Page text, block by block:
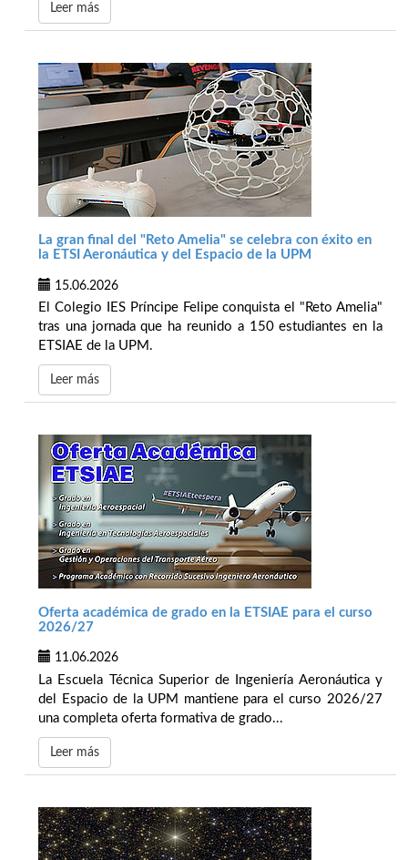
Leer más
La gran final del "Reto Amelia" se celebra con éxito en
la ETSI Aeronáutica y del Espacio de la UPM
15.06.2026
El Colegio IES Príncipe Felipe conquista el "Reto Amelia"
tras una jornada que ha reunido a 150 estudiantes en la
ETSIAE de la UPM.
Leer más
Oferta académica de grado en la ETSIAE para el curso
2026/27
11.06.2026
La Escuela Técnica Superior de Ingeniería Aeronáutica y
del Espacio de la UPM mantiene para el curso 2026/27
una completa oferta formativa de grado...
Leer más